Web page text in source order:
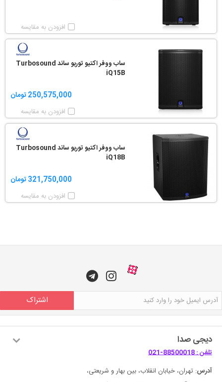
افزودن به مقایسه
ساب ووفر اکتیو توربو ساند Turbosound
iQ15B
250,575,000 تومان
افزودن به مقایسه
ساب ووفر اکتیو توربو ساند Turbosound
iQ18B
321,750,000 تومان
افزودن به مقایسه
اشتراک
دیجی صدا
تلفن : 88500018-021
آدرس: تهران، خیابان انقلاب، بین بهار و شریعتی،